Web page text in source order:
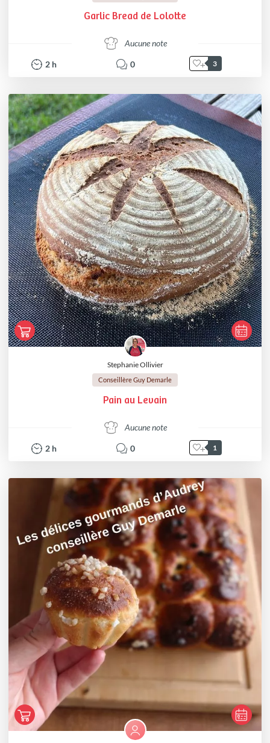
Garlic Bread de Lolotte
Aucune note
2 h 0 3
Stephanie Ollivier
Conseillère Guy Demarle
Pain au Levain
Aucune note
2 h 0 1